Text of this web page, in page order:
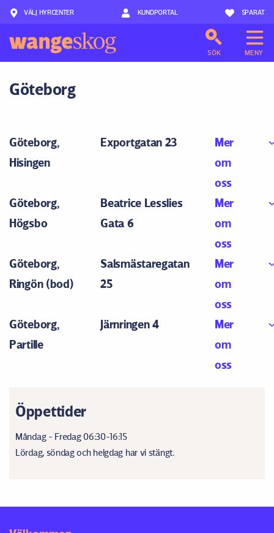
Hoppa till innehåll
VÄLJ HYRCENTER KUNDPORTAL SPARAT
SÖK MENY
Göteborg
Göteborg,
Hisingen
Exportgatan 23
Mer
om
oss
Göteborg,
Högsbo
Beatrice Lesslies
Gata 6
Mer
om
oss
Göteborg,
Ringön (bod)
Salsmästaregatan
25
Mer
om
oss
Göteborg,
Partille
Järnringen 4
Mer
om
oss
Öppettider
Måndag - Fredag 06:30-16:15
Lördag, söndag och helgdag har vi stängt.